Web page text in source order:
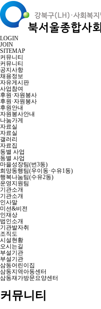
LOGIN
JOIN
SITEMAP
커뮤니티
커뮤니티
공지사항
채용정보
자유게시판
사업참여
후원·자원봉사
후원·자원봉사
후원안내
자원봉사안내
나눔가게
자료실
자료실
갤러리
자료집
동별 사업
동별 사업
마을성장팀(번3동)
희망동행팀(우이동·수유1동)
행복나눔팀(수유2동)
운영지원팀
기관소개
기관소개
인사말
미션&비전
인재상
법인소개
기관발자취
조직도
시설현황
오시는길
부설기관
부설기관
삼동어린이집
삼동지역아동센터
삼동재가방문요양센터
커뮤니티